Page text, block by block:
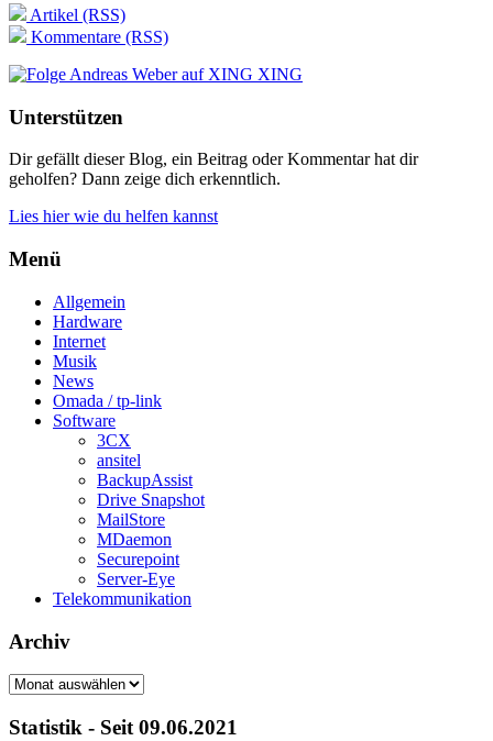
Artikel (RSS)
Kommentare (RSS)
XING
Unterstützen
Dir gefällt dieser Blog, ein Beitrag oder Kommentar hat dir
geholfen? Dann zeige dich erkenntlich.
Lies hier wie du helfen kannst
Menü
Allgemein
Hardware
Internet
Musik
News
Omada / tp-link
Software
3CX
ansitel
BackupAssist
Drive Snapshot
MailStore
MDaemon
Securepoint
Server-Eye
Telekommunikation
Archiv
Archiv
Statistik - Seit 09.06.2021